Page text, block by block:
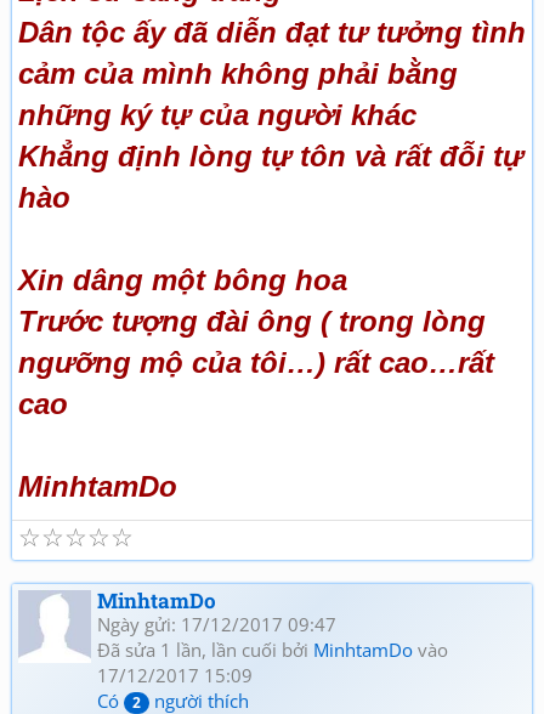
Dân tộc ấy đã diễn đạt tư tưởng tình
cảm của mình không phải bằng
những ký tự của người khác
Khẳng định lòng tự tôn và rất đỗi tự
hào
Xin dâng một bông hoa
Trước tượng đài ông ( trong lòng
ngưỡng mộ của tôi…) rất cao…rất
cao
MinhtamDo
☆
☆
☆
☆
☆
MinhtamDo
Ngày gửi: 17/12/2017 09:47
Đã sửa 1 lần, lần cuối bởi MinhtamDo vào
17/12/2017 15:09
Có
2 người thích